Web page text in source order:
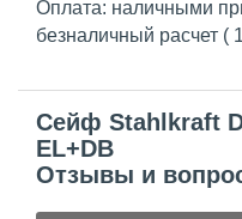
Оплата: наличными
безналичный расчет (
Сейф Stahlkraft
EL+DB
Отзывы и